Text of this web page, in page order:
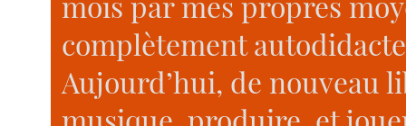
complètement
Aujourd’hui, de nouveau